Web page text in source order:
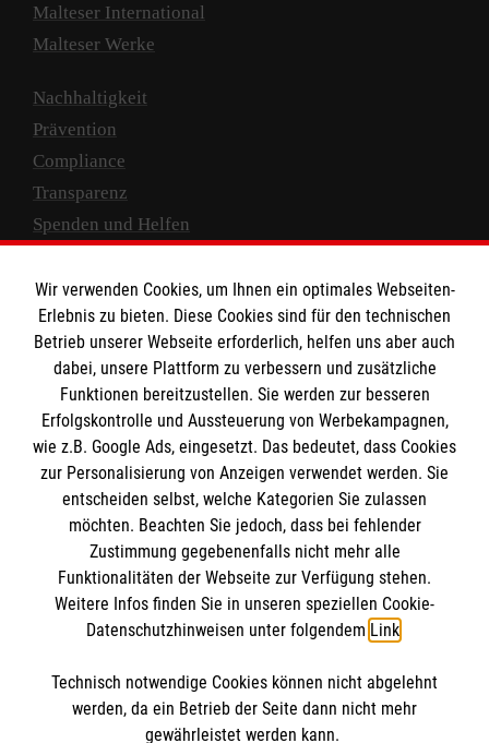
Malteser International
Malteser Werke
Nachhaltigkeit
Prävention
Compliance
Transparenz
Spenden und Helfen
Empfänger: Malteser Hilfsdienst e.V.
IBAN: DE10 3706 0120 1201 2000 12
BIC: GENODED 1PA7
Newsletter abonnieren
Cookies verwalten|AGB|Impressum|Datenschutz
Barrierefreiheit |Kontakt| Sharepoint|Mediathek
Wir verwenden Cookies, um Ihnen ein optimales Webseiten-
Erlebnis zu bieten. Diese Cookies sind für den technischen
Betrieb unserer Webseite erforderlich, helfen uns aber auch
dabei, unsere Plattform zu verbessern und zusätzliche
Funktionen bereitzustellen. Sie werden zur besseren
Erfolgskontrolle und Aussteuerung von Werbekampagnen,
wie z.B. Google Ads, eingesetzt. Das bedeutet, dass Cookies
zur Personalisierung von Anzeigen verwendet werden. Sie
entscheiden selbst, welche Kategorien Sie zulassen
möchten. Beachten Sie jedoch, dass bei fehlender
Zustimmung gegebenenfalls nicht mehr alle
Funktionalitäten der Webseite zur Verfügung stehen.
Weitere Infos finden Sie in unseren speziellen Cookie-
Datenschutzhinweisen unter folgendem Link.
Technisch notwendige Cookies können nicht abgelehnt
werden, da ein Betrieb der Seite dann nicht mehr
gewährleistet werden kann.